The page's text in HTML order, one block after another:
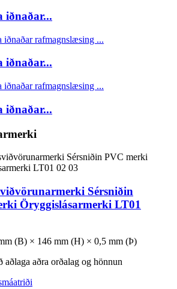
iðnaðar...
iðnaðar...
iðnaðar...
Sérsniðin
Öryggislásarmerki LT01
(B) × 146 mm (H) × 0,5 mm (Þ)
aðlaga aðra orðalag og hönnun